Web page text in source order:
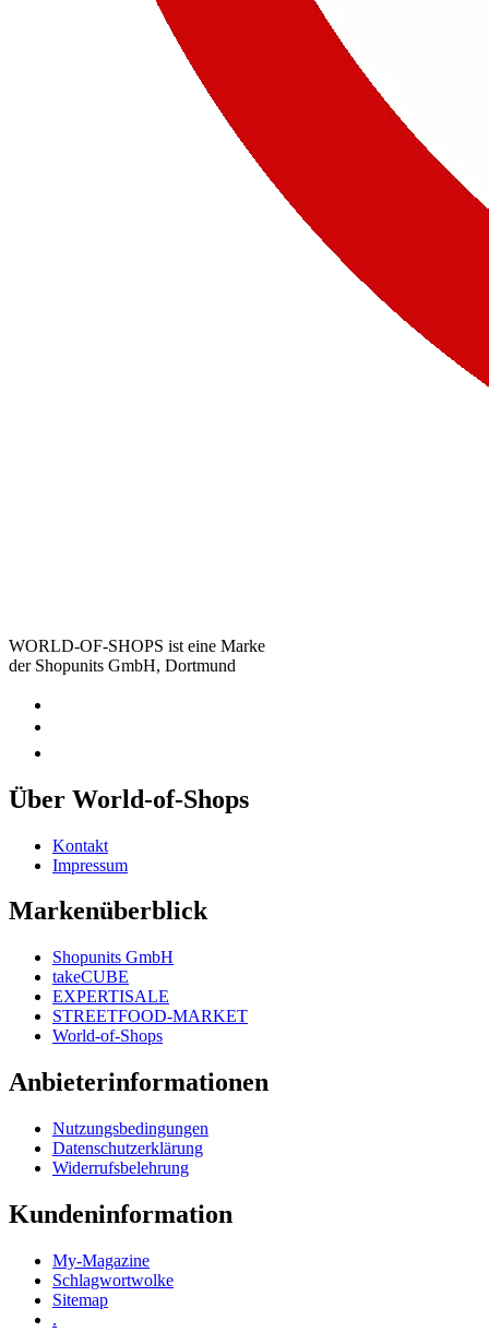
WORLD-OF-SHOPS ist eine Marke
der Shopunits GmbH, Dortmund
Über World-of-Shops
Kontakt
Impressum
Markenüberblick
Shopunits GmbH
takeCUBE
EXPERTISALE
STREETFOOD-MARKET
World-of-Shops
Anbieterinformationen
Nutzungsbedingungen
Datenschutzerklärung
Widerrufsbelehrung
Kundeninformation
My-Magazine
Schlagwortwolke
Sitemap
.